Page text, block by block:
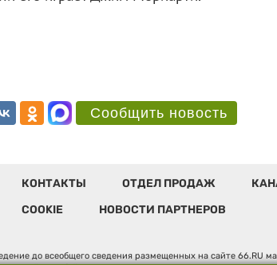
Сообщить новость
КОНТАКТЫ ОТДЕЛ ПРОДАЖ
COOKIE
НОВОСТИ ПАРТНЕРОВ
до всеобщего сведения размещенных на сайте 66.RU